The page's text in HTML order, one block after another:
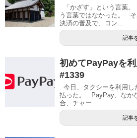
「かざす」という言葉
う言葉ではなかった。
決済の普及で、コン...
記事
初めてPayPayを利
#1339
今日、タクシーを利用
払った。 PayPay、なか
合、チャー...
記事